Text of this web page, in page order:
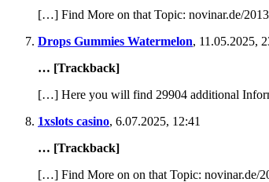
[…] Find More on that Topic: novinar.de/
Drops Gummies Watermelon, 11.05.2025,
… [Trackback]
[…] Here you will find 29904 additional
1xslots casino, 6.07.2025, 12:41
… [Trackback]
[…] Find More on on that Topic: novinar.de/